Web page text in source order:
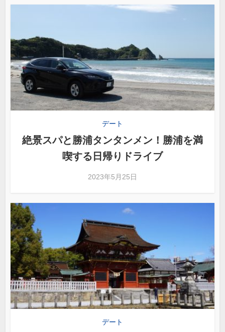
デート
絶景スパと勝浦タンタンメン！勝浦を満
喫する日帰りドライブ
2023年5月25日
デート